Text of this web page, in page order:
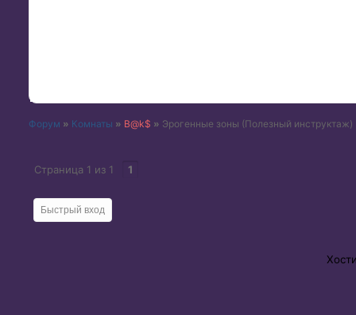
Форум » Комнаты » B@k$ » Эрогенные зоны (Полезный инструктаж)
Страница 1 из 1 1